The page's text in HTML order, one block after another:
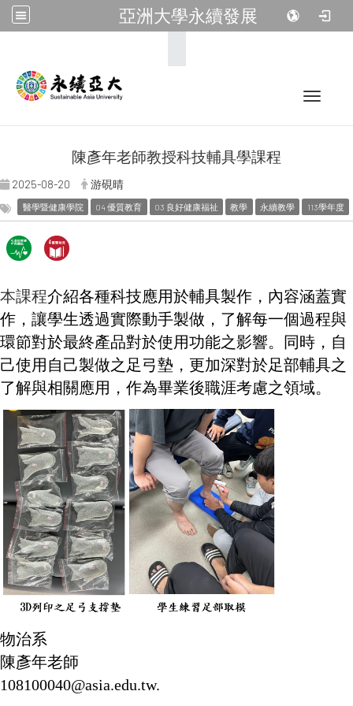
亞洲大學永續發展
Toggle
陳彥年老師教授科技輔具學課程
2025-08-20 游硯晴
醫學暨健康學院 04 優質教育 03 良好健康福祉 教學 永續教學 113學年度
本課程介紹各種科技應用於輔具製作，內容涵蓋實
作，讓學生透過實際動手製做，了解每一個過程與
環節對於最終產品對於使用功能之影響。同時，自
己使用自己製做之足弓墊，更加深對於足部輔具之
了解與相關應用，作為畢業後職涯考慮之領域。
物治系
陳彥年老師
108100040@asia.edu.tw.